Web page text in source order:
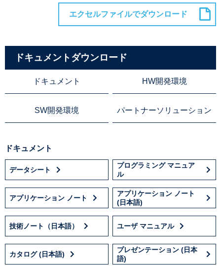
ドキュメントダウンロード
ドキュメント HW開発環境
SW開発環境 パートナーソリューション
ドキュメント
データシート
プログラミング マニュア
ル
アプリケーション ノート
アプリケーション ノート
(日本語)
技術ノート（日本語） ユーザ マニュアル
カタログ (日本語)
プレゼンテーション (日本
語)